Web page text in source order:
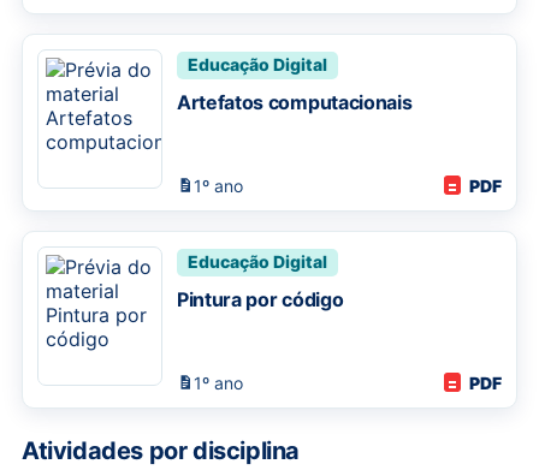
Educação Digital
Artefatos computacionais
1º ano PDF
Educação Digital
Pintura por código
1º ano PDF
Atividades por disciplina